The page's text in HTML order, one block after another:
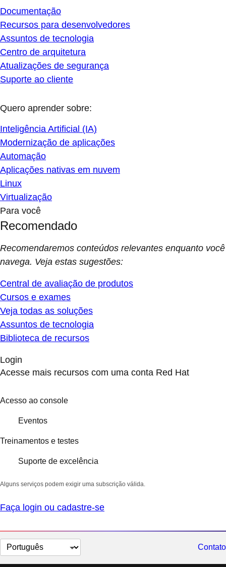
Documentação
Recursos para desenvolvedores
Assuntos de tecnologia
Centro de arquitetura
Atualizações de segurança
Suporte ao cliente
Quero aprender sobre:
Inteligência Artificial (IA)
Modernização de aplicações
Automação
Aplicações nativas em nuvem
Linux
Virtualização
Para você
Recomendado
Recomendaremos conteúdos relevantes enquanto você
navega. Veja estas sugestões:
Central de avaliação de produtos
Cursos e exames
Veja todas as soluções
Assuntos de tecnologia
Biblioteca de recursos
Login
Acesse mais recursos com uma conta Red Hat
Acesso ao console
Eventos
Treinamentos e testes
Suporte de excelência
Alguns serviços podem exigir uma subscrição válida.
Faça login ou cadastre-se
Selecionar
idioma
Contato